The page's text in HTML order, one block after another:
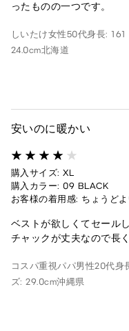
ったものの一つです。
しいたけ女性50代身長: 161
24.0cm北海道
安いのに暖かい
購入サイズ: XL
購入カラー: 09 BLACK
お客様の着用感: ちょうど
ベストが欲しくてセール
チャックが丈夫なので長
コスパ重視パパ男性20代身
ズ: 29.0cm沖縄県